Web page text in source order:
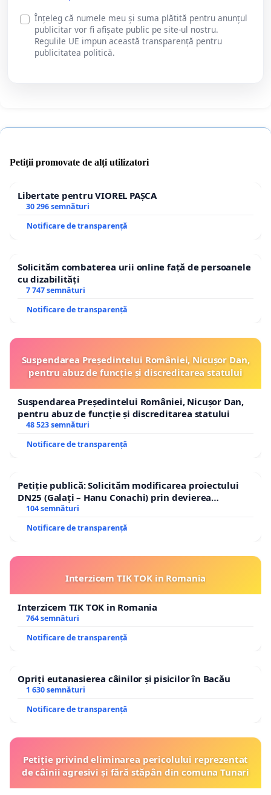
Înțeleg că numele meu și suma plătită pentru anunțul
publicitar vor fi afișate public pe site-ul nostru.
Regulile UE impun această transparență pentru
publicitatea politică.
Petiții promovate de alți utilizatori
Libertate pentru VIOREL PAȘCA
30 296 semnături
Notificare de transparență
Solicităm combaterea urii online față de persoanele
cu dizabilități
7 747 semnături
Notificare de transparență
Suspendarea Președintelui României, Nicușor Dan,
pentru abuz de funcție și discreditarea statului
Suspendarea Președintelui României, Nicușor Dan,
pentru abuz de funcție și discreditarea statului
48 523 semnături
Notificare de transparență
Petiție publică: Solicităm modificarea proiectului
DN25 (Galați – Hanu Conachi) prin devierea
traseului în afara localităților!
104 semnături
Notificare de transparență
Interzicem TIK TOK in Romania
Interzicem TIK TOK in Romania
764 semnături
Notificare de transparență
Opriți eutanasierea câinilor și pisicilor în Bacău
1 630 semnături
Notificare de transparență
Petiție privind eliminarea pericolului reprezentat
de câinii agresivi și fără stăpân din comuna Tunari